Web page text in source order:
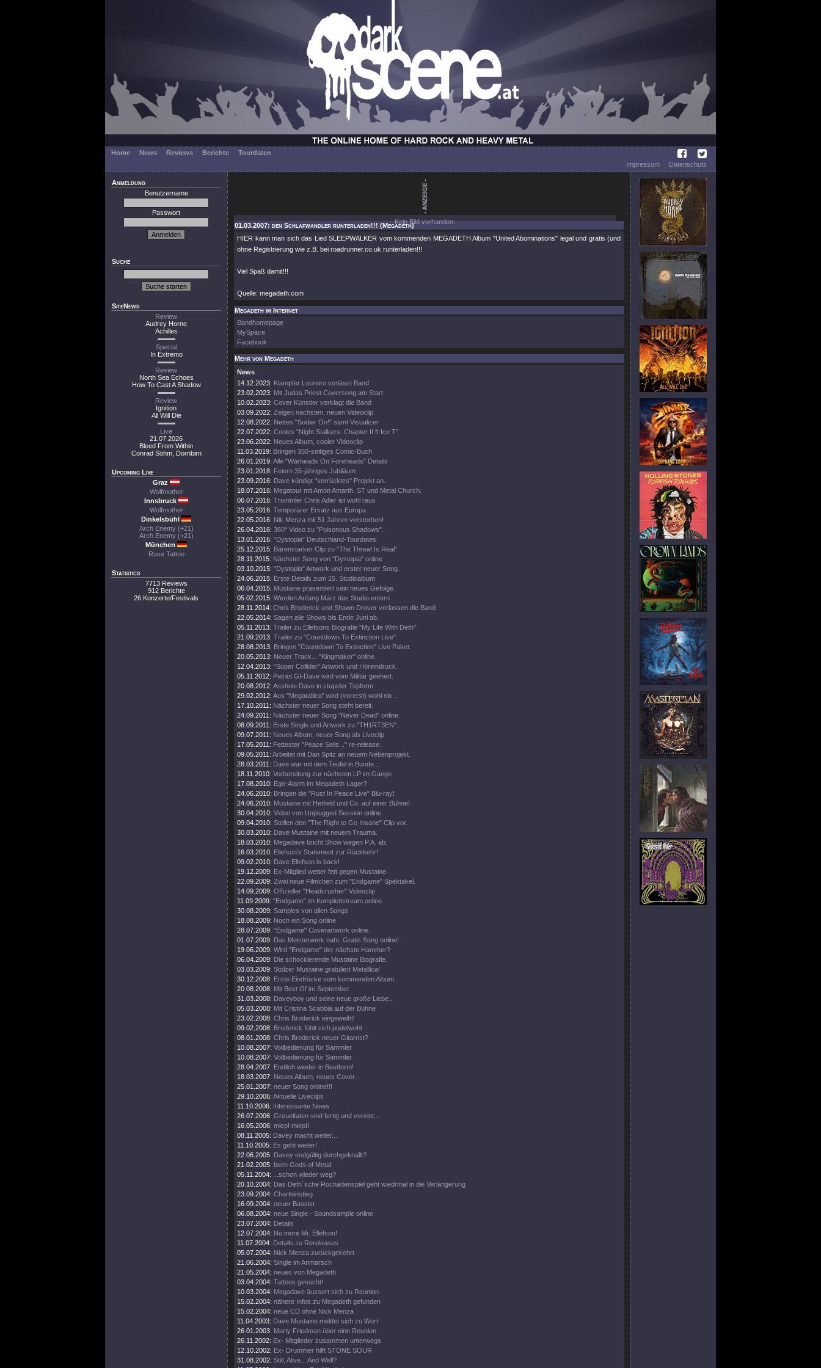
Home News Reviews Berichte
Tourdaten
Impressum
Datenschutz
Anmeldung
Benutzername
Passwort
Suche
SiteNews
Review
Audrey Horne
Achilles
Special
In Extremo
Review
North Sea Echoes
How To Cast A Shadow
Review
Ignition
All Will Die
Live
21.07.2026
Bleed From Within
Conrad Sohm, Dornbirn
Upcoming Live
Graz
Wolfmother
Innsbruck
Wolfmother
Dinkelsbühl
Arch Enemy (+21)
Arch Enemy (+21)
München
Rose Tattoo
Statistics
7713 Reviews
912 Berichte
26 Konzerte/Festivals
Kein Bild vorhanden.
01.03.2007: den Schlafwandler runterladen!!! (Megadeth)
HIER kann man sich das Lied SLEEPWALKER vom kommenden MEGADETH Album "United Abominations" legal und gratis (und
ohne Registrierung wie z.B. bei roadrunner.co.uk runterladen!!!
Viel Spaß damit!!!
Quelle: megadeth.com
Megadeth im Internet
Bandhomepage
MySpace
Facebook
Mehr von Megadeth
News
14.12.2023: Klampfer Loureiro verlässt Band
23.02.2023: Mit Judas Priest Coversong am Start
10.02.2023: Cover Künstler verklagt die Band
03.09.2022: Zeigen nächsten, neuen Videoclip
12.08.2022: Nettes "Sodier On!" samt Visualizer
22.07.2022: Cooles "Night Stalkers: Chapter II ft Ice T"
23.06.2022: Neues Album, cooler Videoclip
11.03.2019: Bringen 350-seitiges Comic-Buch
26.01.2019: Alle "Warheads On Foreheads" Details
23.01.2018: Feiern 35-jähriges Jubiläum
23.09.2016: Dave kündigt "verrücktes" Projekt an.
18.07.2016: Megatour mit Amon Amarth, ST und Metal Church.
06.07.2016: Trommler Chris Adler ist wohl raus
23.05.2016: Temporärer Ersatz aus Europa
22.05.2016: Nik Menza mit 51 Jahren verstorben!
26.04.2016: 360° Video zu "Poisonous Shadows".
13.01.2016: "Dystopia" Deutschland-Tourdates.
25.12.2015: Bärenstarker Clip zu "The Threat Is Real".
28.11.2015: Nächster Song von "Dystopia" online
03.10.2015: "Dystopia" Artwork und erster neuer Song.
24.06.2015: Erste Details zum 15. Studioalbum
06.04.2015: Mustaine präsentiert sein neues Gefolge.
05.02.2015: Werden Anfang März das Studio entern
28.11.2014: Chris Broderick und Shawn Drover verlassen die Band
22.05.2014: Sagen alle Shows bis Ende Juni ab.
05.11.2013: Trailer zu Ellefsons Biografie "My Life With Deth".
21.09.2013: Trailer zu "Countdown To Extinction Live".
28.08.2013: Bringen "Countdown To Extinction" Live Paket.
20.05.2013: Neuer Track... "Kingmaker" online
12.04.2013: "Super Collider" Artwork und Höreindruck.
05.11.2012: Patriot GI-Dave wird vom Militär geehert.
20.08.2012: Asshole Dave in stupider Topform.
29.02.2012: Aus "Megatallica" wird (vorerst) wohl nix...
17.10.2011: Nächster neuer Song steht bereit.
24.09.2011: Nächster neuer Song "Never Dead" online.
08.09.2011: Erste Single und Artwork zu "TH1RT3EN".
09.07.2011: Neues Album, neuer Song als Liveclip.
17.05.2011: Fettester "Peace Sells..." re-release.
09.05.2011: Arbeitet mit Dan Spitz an neuem Nebenprojekt.
28.03.2011: Dave war mit dem Teufel in Bunde...
18.11.2010: Vorbereitung zur nächsten LP im Gange
17.08.2010: Ego-Alarm im Megadeth Lager?
24.06.2010: Bringen die "Rust In Peace Live" Blu-ray!
24.06.2010: Mustaine mit Hetfield und Co. auf einer Bühne!
30.04.2010: Video von Unplugged Session online.
09.04.2010: Stellen den "The Right to Go Insane" Clip vor.
30.03.2010: Dave Mustaine mit neuem Trauma.
18.03.2010: Megadave bricht Show wegen P.A. ab.
16.03.2010: Ellefson's Statement zur Rückkehr!
09.02.2010: Dave Ellefson is back!
19.12.2009: Ex-Mitglied wetter fett gegen Mustaine.
22.09.2009: Zwei neue Filmchen zum "Endgame" Spektakel.
14.09.2009: Offizieller "Headcrusher" Videoclip.
11.09.2009: "Endgame" im Komplettstream online.
30.08.2009: Samples von allen Songs
18.08.2009: Noch ein Song online
28.07.2009: "Endgame" Coverartwork online.
01.07.2009: Das Meisterwerk naht. Gratis Song online!
19.06.2009: Wird "Endgame" der nächste Hammer?
06.04.2009: Die schockierende Mustaine Biografie.
03.03.2009: Stolzer Mustaine gratuliert Metallica!
30.12.2008: Erste Eindrücke vom kommenden Album.
20.08.2008: Mit Best Of im September
31.03.2008: Daveyboy und seine neue große Liebe...
05.03.2008: Mit Cristina Scabbia auf der Bühne
23.02.2008: Chris Broderick eingeweiht!
09.02.2008: Broderick fühlt sich pudelwohl
08.01.2008: Chris Broderick neuer Gitarrist?
10.08.2007: Vollbedienung für Sammler
10.08.2007: Vollbedienung für Sammler
28.04.2007: Endlich wieder in Bestform!
18.03.2007: Neues Album, neues Cover...
25.01.2007: neuer Song online!!!
29.10.2006: Aktuelle Liveclips
11.10.2006: Interessante News
26.07.2006: Greueltaten sind fertig und vereint...
16.05.2006: miep! miep!!
08.11.2005: Davey macht weiter....
11.10.2005: Es geht weiter!
22.06.2005: Davey endgültig durchgeknallt?
21.02.2005: beim Gods of Metal
05.11.2004:
...schon wieder weg?
20.10.2004: Das Deth´sche Rochadenspiel geht wiedrmal in die Verlängerung
23.09.2004: Charteinstieg
16.09.2004: neuer Bassist
06.08.2004: neue Single - Soundsample online
23.07.2004: Details
12.07.2004: No more Mr. Ellefson!
11.07.2004: Details zu Rereleases
05.07.2004: Nick Menza zurückgekehrt
21.06.2004: Single im Anmarsch
21.05.2004: neues von Megadeth
03.04.2004: Tattoos gesucht!
10.03.2004: Megadave äussert sich zu Reunion
15.02.2004: nähere Infos zu Megadeth gefunden
15.02.2004: neue CD ohne Nick Menza
11.04.2003: Dave Mustaine meldet sich zu Wort
26.01.2003: Marty Friedman über eine Reunion
26.11.2002: Ex- Mitglieder zusammen unterwegs
12.10.2002: Ex- Drummer hilft STONE SOUR
31.08.2002: Still, Alive... And Well?